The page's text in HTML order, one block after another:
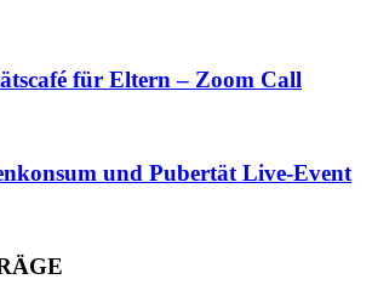
für Eltern – Zoom Call
und Pubertät Live-Event